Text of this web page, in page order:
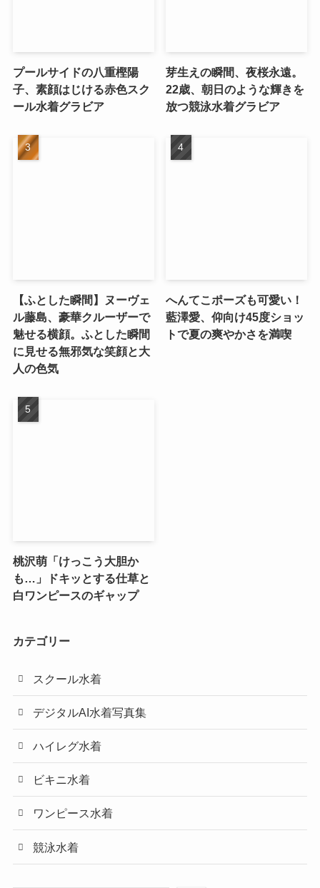
プールサイドの八重樫陽
子、素顔はじける赤色スク
ール水着グラビア
芽生えの瞬間、夜桜永遠。
22歳、朝日のような輝きを
放つ競泳水着グラビア
【ふとした瞬間】ヌーヴェ
ル藤島、豪華クルーザーで
魅せる横顔。ふとした瞬間
に見せる無邪気な笑顔と大
人の色気
へんてこポーズも可愛い！
藍澤愛、仰向け45度ショッ
トで夏の爽やかさを満喫
桃沢萌「けっこう大胆か
も…」ドキッとする仕草と
白ワンピースのギャップ
カテゴリー
スクール水着
デジタルAI水着写真集
ハイレグ水着
ビキニ水着
ワンピース水着
競泳水着